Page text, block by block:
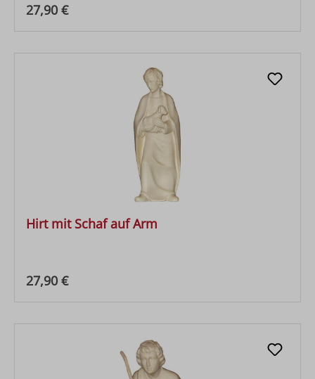
Regulärer Preis:
27,90 €
Hirt mit Schaf auf Arm
Regulärer Preis:
27,90 €